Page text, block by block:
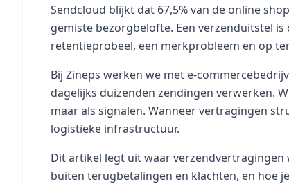
Sendcloud blijkt dat 67,5% van de online
gemiste bezorgbelofte. Een verzenduitstel
retentieprobeel, een merkprobleem en op
Bij Zineps werken we met e-
dagelijks duizenden zendingen verwerken.
maar als signalen. Wanneer vertragingen
logistieke infrastructuur.
Dit artikel legt uit waar
buiten terugbetalingen en klachten, en hoe